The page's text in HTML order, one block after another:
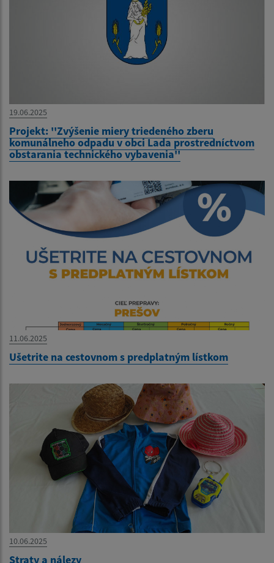
19.06.2025
Projekt: ''Zvýšenie miery triedeného zberu
komunálneho odpadu v obci Lada prostredníctvom
obstarania technického vybavenia''
11.06.2025
Ušetrite na cestovnom s predplatným lístkom
10.06.2025
Straty a nálezy